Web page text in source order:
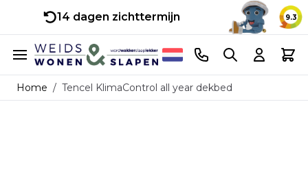
14 dagen zichttermijn 9.3
Ga naar de inhoud
Telefoonnummer
Search Cart
Home / Tencel KlimaControl all year dekbed